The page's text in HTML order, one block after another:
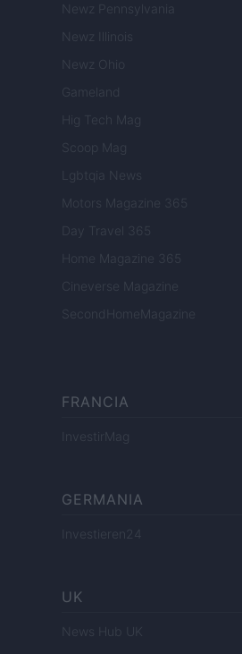
Newz Pennsylvania
Newz Illinois
Newz Ohio
Gameland
Hig Tech Mag
Scoop Mag
Lgbtqia News
Motors Magazine 365
Day Travel 365
Home Magazine 365
Cineverse Magazine
SecondHomeMagazine
FRANCIA
InvestirMag
GERMANIA
Investieren24
UK
News Hub UK